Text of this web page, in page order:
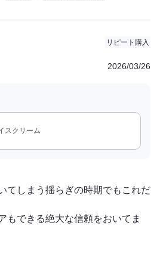
リピート購入
2026/03/26
スクリーム
てしまう揺らぎの時期でもこれだ
もできる絶大な信頼をおいてま